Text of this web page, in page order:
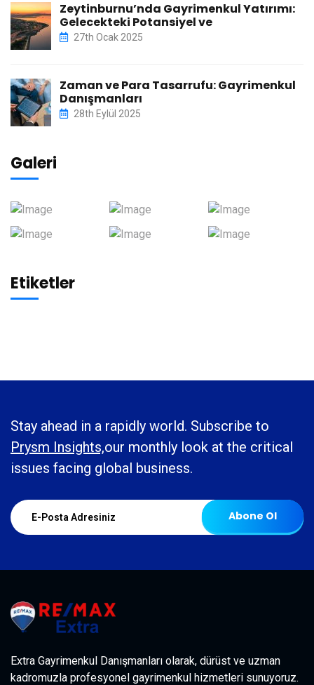
Zeytinburnu’nda Gayrimenkul Yatırımı:
Gelecekteki Potansiyel ve
27th Ocak 2025
Zaman ve Para Tasarrufu: Gayrimenkul
Danışmanları
28th Eylül 2025
Galeri
Etiketler
Stay ahead in a rapidly world. Subscribe to
Prysm Insights,our monthly look at the critical
issues facing global business.
Abone Ol
Extra Gayrimenkul Danışmanları olarak, dürüst ve uzman
kadromuzla profesyonel gayrimenkul hizmetleri sunuyoruz.